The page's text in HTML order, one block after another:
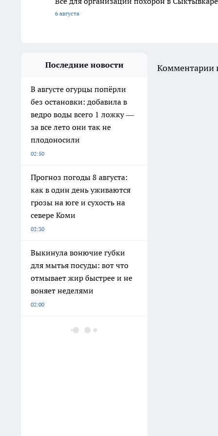
6 августа
Последние новости
В августе огурцы попёрли
без остановки: добавила в
ведро воды всего 1 ложку —
за все лето они так не
плодоносили
02:50
Прогноз погоды 8 августа:
как в один день уживаются
грозы на юге и сухость на
севере Коми
02:30
Выкинула вонючие губки
для мытья посуды: вот что
отмывает жир быстрее и не
воняет неделями
02:00
Коми вошла в топ-11
Комментарии